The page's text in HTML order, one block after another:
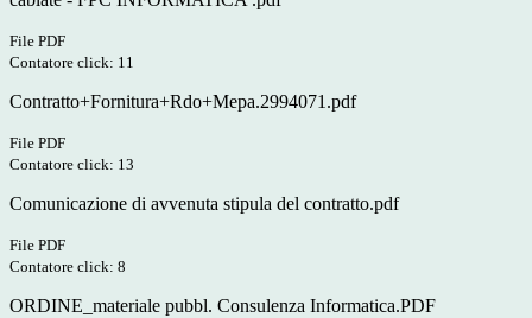
File PDF
Contatore click: 11
Contratto+Fornitura+Rdo+Mepa.2994071.pdf
File PDF
Contatore click: 13
Comunicazione di avvenuta stipula del contratto.pdf
File PDF
Contatore click: 8
ORDINE_materiale pubbl. Consulenza Informatica.PDF